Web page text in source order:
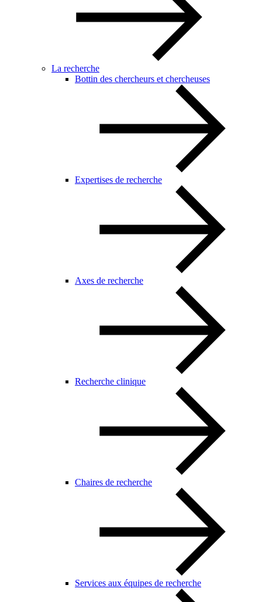
La recherche
Bottin des chercheurs et chercheuses
Expertises de recherche
Axes de recherche
Recherche clinique
Chaires de recherche
Services aux équipes de recherche